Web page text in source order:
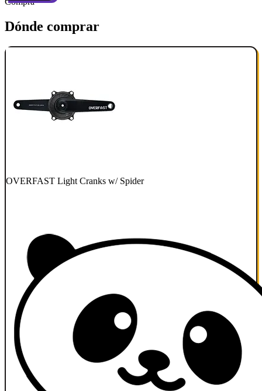
Dónde comprar
OVERFAST Light Cranks w/ Spider